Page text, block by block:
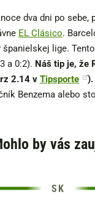
dva dni po sebe,
EL Clásico.
lige.
a 0:2). Náš tip je, že
2.14 v Tipsporte ).
Benzema alebo
by vás